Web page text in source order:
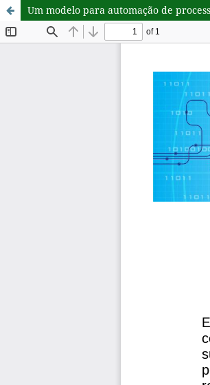
Um modelo para automação de